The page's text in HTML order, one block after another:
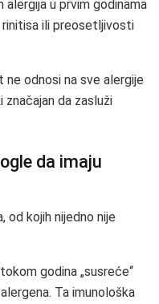
u prvim godinama
ili preosetljivosti
odnosi na sve alergije
da zasluži
da imaju
od kojih nijedno nije
godina „susreće“
Ta imunološka